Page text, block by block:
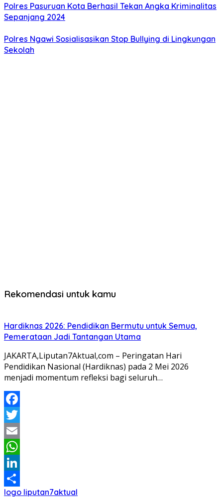
Polres Pasuruan Kota Berhasil Tekan Angka Kriminalitas
Sepanjang 2024
Polres Ngawi Sosialisasikan Stop Bullying di Lingkungan
Sekolah
Rekomendasi untuk kamu
Hardiknas 2026: Pendidikan Bermutu untuk Semua,
Pemerataan Jadi Tantangan Utama
JAKARTA,Liputan7Aktual,com – Peringatan Hari
Pendidikan Nasional (Hardiknas) pada 2 Mei 2026
menjadi momentum refleksi bagi seluruh…
Facebook
Twitter
Email
WhatsApp
LinkedIn
Share
logo liputan7aktual